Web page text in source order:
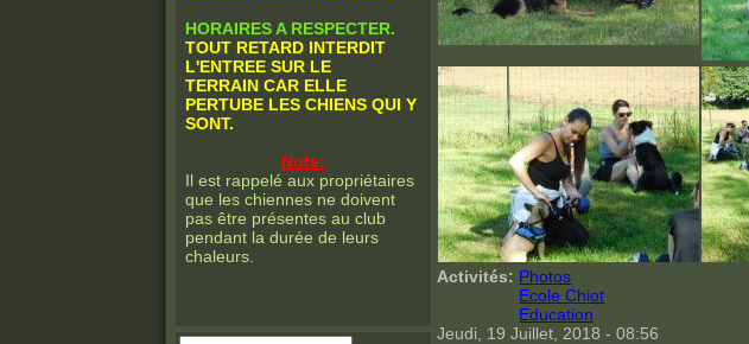
HORAIRES A RESPECTER.
TOUT RETARD INTERDIT
L'ENTREE SUR LE
TERRAIN CAR ELLE
PERTUBE LES CHIENS QUI Y
SONT.
Note:
Il est rappelé aux propriétaires
que les chiennes ne doivent
pas être présentes au club
pendant la durée de leurs
chaleurs.
Activités: Photos
Ecole Chiot
Education
Jeudi, 19 Juillet, 2018 - 08:56